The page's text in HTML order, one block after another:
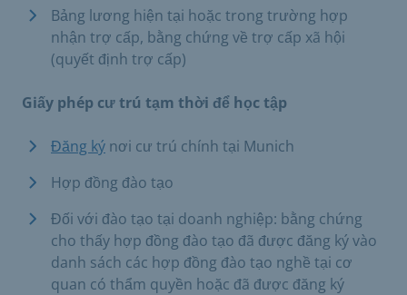
Bảng lương hiện tại hoặc trong trường hợp
nhận trợ cấp, bằng chứng về trợ cấp xã hội
(quyết định trợ cấp)
Giấy phép cư trú tạm thời để học tập
Đăng ký nơi cư trú chính tại Munich
Hợp đồng đào tạo
Đối với đào tạo tại doanh nghiệp: bằng chứng
cho thấy hợp đồng đào tạo đã được đăng ký vào
danh sách các hợp đồng đào tạo nghề tại cơ
quan có thẩm quyền hoặc đã được đăng ký